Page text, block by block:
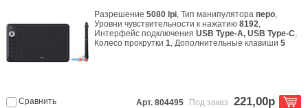
Разрешение5080 lpi, Тип манипулятораперо,
Уровни чувствительности к нажатию8192,
Интерфейс подключенияUSB Type-A, USB Type-C,
Колесо прокрутки1, Дополнительные клавиши5
Сравнить Арт. 804495 Под заказ 221,00р